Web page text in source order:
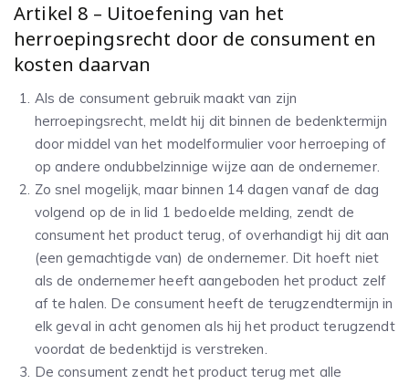
Artikel 8 – Uitoefening van het
herroepingsrecht door de consument en
kosten daarvan
Als de consument gebruik maakt van zijn
herroepingsrecht, meldt hij dit binnen de bedenktermijn
door middel van het modelformulier voor herroeping of
op andere ondubbelzinnige wijze aan de ondernemer.
Zo snel mogelijk, maar binnen 14 dagen vanaf de dag
volgend op de in lid 1 bedoelde melding, zendt de
consument het product terug, of overhandigt hij dit aan
(een gemachtigde van) de ondernemer. Dit hoeft niet
als de ondernemer heeft aangeboden het product zelf
af te halen. De consument heeft de terugzendtermijn in
elk geval in acht genomen als hij het product terugzendt
voordat de bedenktijd is verstreken.
De consument zendt het product terug met alle